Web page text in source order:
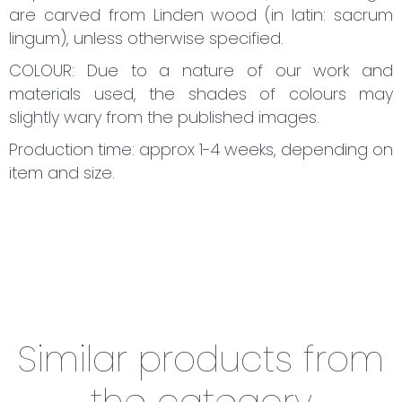
are carved from Linden wood (in latin: sacrum
lingum), unless otherwise specified.
COLOUR: Due to a nature of our work and
materials used, the shades of colours may
slightly wary from the published images.
Production time: approx 1-4 weeks, depending on
item and size.
Similar products from